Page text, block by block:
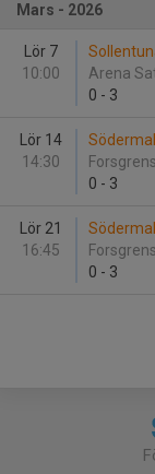
Mars - 2026
Lör 7
10:00
Arena
0 - 3
Lör 14
14:30
0 - 3
Lör 21
16:45
0 - 3